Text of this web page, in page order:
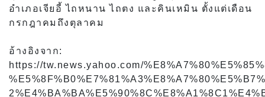
อำเภอเจียอี้ ไถหนาน ไถตง และคินเหมิน ตั้งแต่เดือน
กรกฎาคมถึงตุลาคม
อ้างอิงจาก:
https://tw.news.yahoo.com/